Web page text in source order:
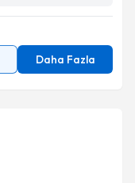
Daha Fazla